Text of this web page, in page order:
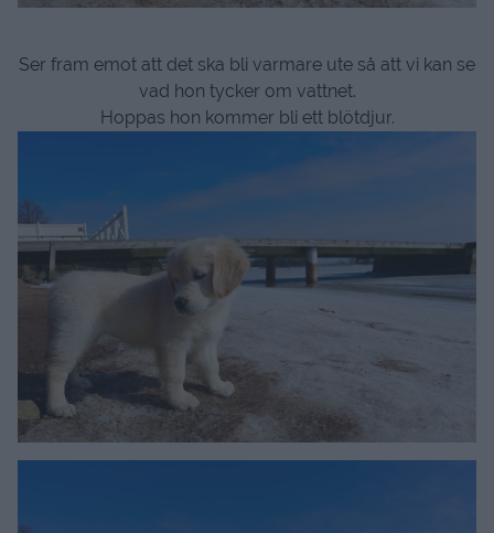
Ser fram emot att det ska bli varmare ute så att vi kan se
vad hon tycker om vattnet.
Hoppas hon kommer bli ett blötdjur.